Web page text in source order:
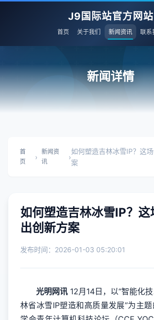
J9国际站官方网站
首页 关于我们 新闻资讯 联系
新闻详情
首
页
›
新闻资
讯
›
如何塑造吉林冰雪IP？这
案
如何塑造吉林冰雪IP？这
出创新方案
发布时间：2026-01-03 05:20:01
光明网讯 12月14日，以“智能化
林省冰雪IP塑造和高质量发展”为主